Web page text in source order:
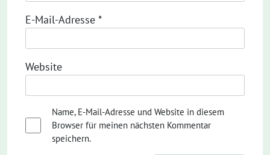
E-Mail-Adresse *
Website
Name, E-Mail-Adresse und Website in diesem
Browser für meinen nächsten Kommentar
speichern.